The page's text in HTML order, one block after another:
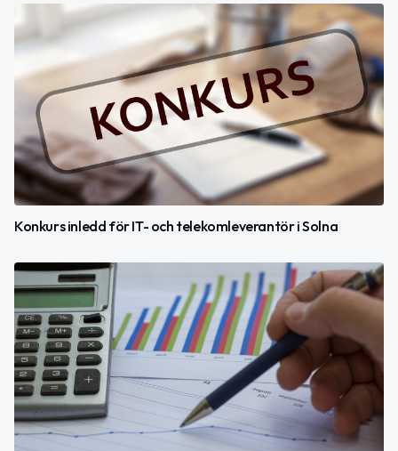
Konkurs inledd för IT- och telekomleverantör i Solna